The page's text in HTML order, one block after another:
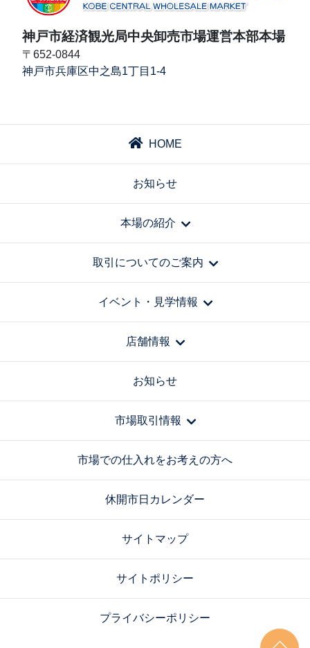
神戸市経済観光局中央卸売市場運営本部本場
〒652-0844
神戸市兵庫区中之島1丁目1-4
HOME
お知らせ
本場の紹介
取引についてのご案内
イベント・見学情報
店舗情報
お知らせ
市場取引情報
市場での仕入れをお考えの方へ
休開市日カレンダー
サイトマップ
サイトポリシー
プライバシーポリシー